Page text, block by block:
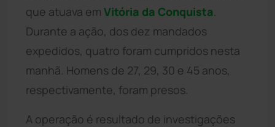
que atuava em Vitória da Conquista
Durante a ação, dos dez mandados
expedidos, quatro foram cumpridos nesta
manhã. Homens de 27, 29, 30 e 45 anos,
respectivamente, foram presos.
A operação é resultado de investigações